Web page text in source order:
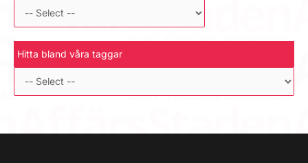
Hitta bland våra taggar